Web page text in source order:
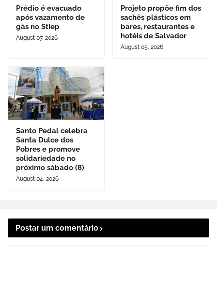
Prédio é evacuado
após vazamento de
gás no Stiep
August 07, 2026
Projeto propõe fim dos
sachês plásticos em
bares, restaurantes e
hotéis de Salvador
August 05, 2026
Santo Pedal celebra
Santa Dulce dos
Pobres e promove
solidariedade no
próximo sábado (8)
August 04, 2026
Postar um comentário